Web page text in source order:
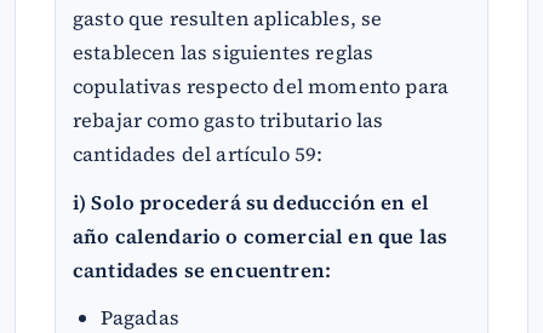
gasto que resulten aplicables, se
establecen las siguientes reglas
copulativas respecto del momento para
rebajar como gasto tributario las
cantidades del artículo 59:
i) Solo procederá su deducción en el
año calendario o comercial en que las
cantidades se encuentren:
Pagadas